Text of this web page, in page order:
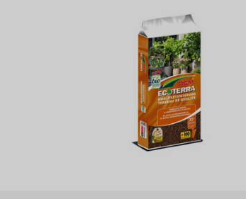
Pot, Kluit, Kale wortel